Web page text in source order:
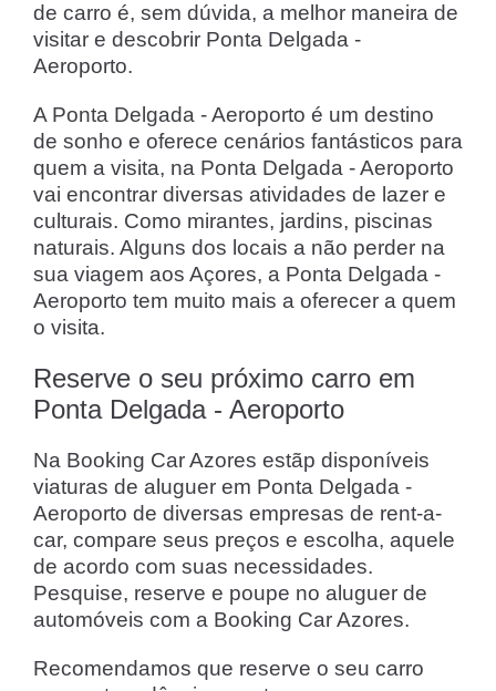
de carro é, sem dúvida, a melhor maneira de
visitar e descobrir Ponta Delgada -
Aeroporto.
A Ponta Delgada - Aeroporto é um destino
de sonho e oferece cenários fantásticos para
quem a visita, na Ponta Delgada - Aeroporto
vai encontrar diversas atividades de lazer e
culturais. Como mirantes, jardins, piscinas
naturais. Alguns dos locais a não perder na
sua viagem aos Açores, a Ponta Delgada -
Aeroporto tem muito mais a oferecer a quem
o visita.
Reserve o seu próximo carro em
Ponta Delgada - Aeroporto
Na Booking Car Azores estãp disponíveis
viaturas de aluguer em Ponta Delgada -
Aeroporto de diversas empresas de rent-a-
car, compare seus preços e escolha, aquele
de acordo com suas necessidades.
Pesquise, reserve e poupe no aluguer de
automóveis com a Booking Car Azores.
Recomendamos que reserve o seu carro